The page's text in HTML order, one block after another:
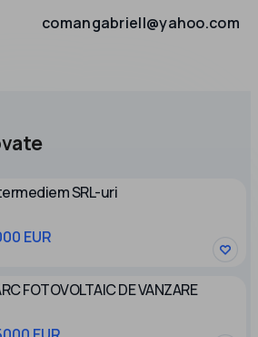
comangabriell@yahoo.com
SRL-uri
EUR
FOTOVOLTAIC DE VANZARE